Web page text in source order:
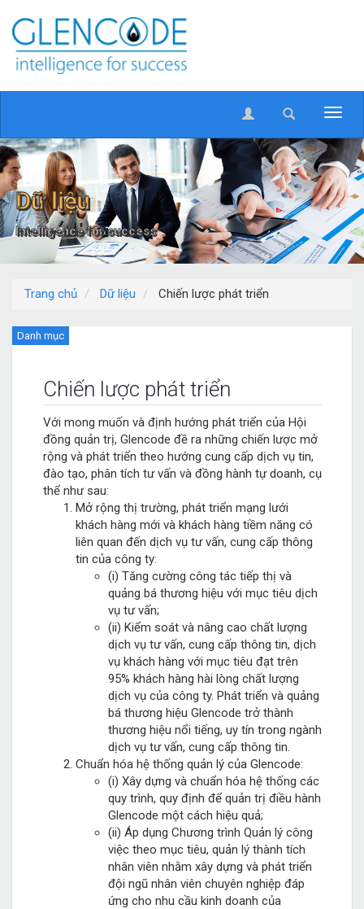
Dữ liệu
Intelligence for success
Trang chủ Dữ liệu Chiến lược phát triển
Danh mục
Chiến lược phát triển
Với mong muốn và định hướng phát triển của Hội
đồng quản trị, Glencode đề ra những chiến lược mở
rộng và phát triển theo hướng cung cấp dịch vụ tin,
đào tạo, phân tích tư vấn và đồng hành tự doanh, cụ
thể như sau:
Mở rộng thị trường, phát triển mạng lưới
khách hàng mới và khách hàng tiềm năng có
liên quan đến dịch vụ tư vấn, cung cấp thông
tin của công ty:
(i) Tăng cường công tác tiếp thị và
quảng bá thương hiệu với mục tiêu dịch
vụ tư vấn;
(ii) Kiểm soát và nâng cao chất lượng
dịch vụ tư vấn, cung cấp thông tin, dịch
vụ khách hàng với mục tiêu đạt trên
95% khách hàng hài lòng chất lượng
dịch vụ của công ty. Phát triển và quảng
bá thương hiệu Glencode trở thành
thương hiệu nổi tiếng, uy tín trong ngành
dịch vụ tư vấn, cung cấp thông tin.
Chuẩn hóa hệ thống quản lý của Glencode:
(i) Xây dựng và chuẩn hóa hệ thống các
quy trình, quy định để quản trị điều hành
Glencode một cách hiệu quả;
(ii) Áp dụng Chương trình Quản lý công
việc theo mục tiêu, quản lý thành tích
nhân viên nhằm xây dựng và phát triển
đội ngũ nhân viên chuyên nghiệp đáp
ứng cho nhu cầu kinh doanh của